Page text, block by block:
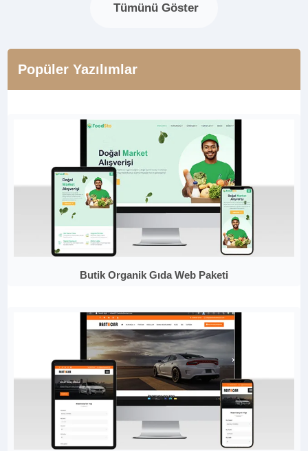
Tümünü Göster
Popüler Yazılımlar
Butik Organik Gıda Web Paketi